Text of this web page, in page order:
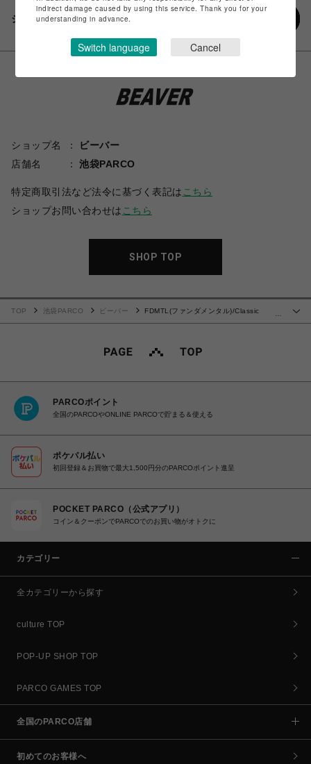
シェアする
ショップ名
ビーバー
店舗名
池袋PARCO
特定商取引法など法令に基づく表記は こちら
ショップお問い合わせは こちら
SHOP TOP
TOP 池袋PARCO ビーバー
FDMTL(ファンダメンタル)/Classic
PARCOポイント
全国のPARCOやONLINE PARCOで貯まる＆使える
ポケパル払い
初回登録＆お買物で最大1,500円分のPARCOポイント進呈
POCKET PARCO（公式アプリ）
コイン＆クーポンでPARCOでのお買い物がオトクに
カテゴリー
全カテゴリーから探す
culture TOP
POP-UP SHOP TOP
PARCO GAMES TOP
全国のPARCO店舗
初めてのお客様へ
indirect damage caused by using this service. Thank you for your
understanding in advance.
Switch language Cancel